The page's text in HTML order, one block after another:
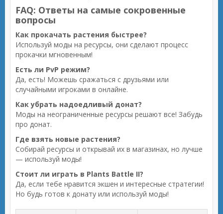
FAQ: Ответы на самые сокровенные
вопросы
Как прокачать растения быстрее?
Используй моды на ресурсы, они сделают процесс
прокачки мгновенным!
Есть ли PvP режим?
Да, есть! Можешь сражаться с друзьями или
случайными игроками в онлайне.
Как убрать надоедливый донат?
Моды на неограниченные ресурсы решают все! Забудь
про донат.
Где взять новые растения?
Собирай ресурсы и открывай их в магазинах, но лучше
— используй моды!
Стоит ли играть в Plants Battle II?
Да, если тебе нравится экшен и интересные стратегии!
Но будь готов к донату или используй моды!